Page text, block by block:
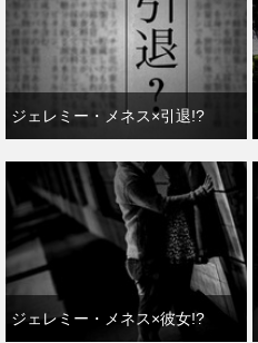
ジェレミー・メネス×引退!?
ジェレミー・メネス×彼女!?